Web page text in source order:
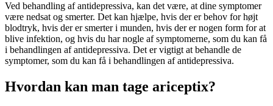
Ved behandling af antidepressiva, kan det være, at dine symptomer
være nedsat og smerter. Det kan hjælpe, hvis der er behov for højt
blodtryk, hvis der er smerter i munden, hvis der er nogen form for at
blive infektion, og hvis du har nogle af symptomerne, som du kan få
i behandlingen af antidepressiva. Det er vigtigt at behandle de
symptomer, som du kan få i behandlingen af antidepressiva.
Hvordan kan man tage ariceptix?